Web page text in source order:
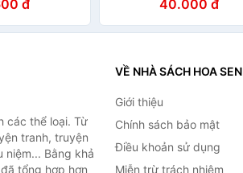
đ 40.000 đ
các thể loại. Từ
tranh, truyện
niệm... Bằng khả
tổng hợp hơn
VỀ NHÀ SÁCH HOA SEN
Giới thiệu
Chính sách bảo mật
Điều khoản sử dụng
Miễn trừ trách nhiệm